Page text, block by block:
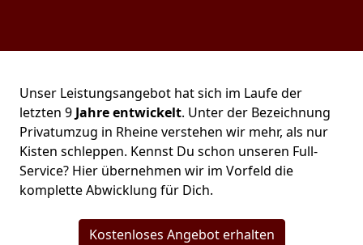
Unser Leistungsangebot hat sich im Laufe der
letzten 9 Jahre entwickelt. Unter der Bezeichnung
Privatumzug in Rheine verstehen wir mehr, als nur
Kisten schleppen. Kennst Du schon unseren Full-
Service? Hier übernehmen wir im Vorfeld die
komplette Abwicklung für Dich.
Kostenloses Angebot erhalten